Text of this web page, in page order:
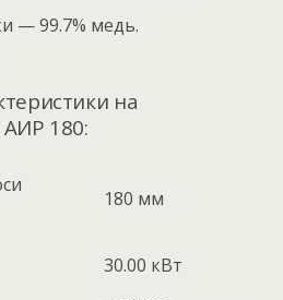
— 99.7% медь.
на
АИР 180:
180 мм
30.00 кВт